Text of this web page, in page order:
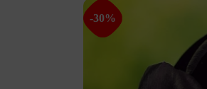
-30%